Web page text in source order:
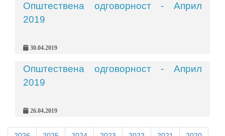
Општествена одговорност - Април
2019
30.04.2019
Општествена одговорност - Април
2019
26.04.2019